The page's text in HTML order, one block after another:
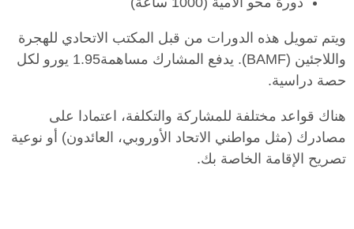
ويتم تمويل هذه الدورات من قبل المكتب الاتحادي للهجرة
واللاجئين (BAMF). يدفع المشارك مساهمة1.95 يورو لكل
حصة دراسية.
هناك قواعد مختلفة للمشاركة والتكلفة، اعتمادا على
مصادرك (مثل مواطني الاتحاد الأوروبي، العائدون) أو نوعية
تصريح الإقامة الخاصة بك.